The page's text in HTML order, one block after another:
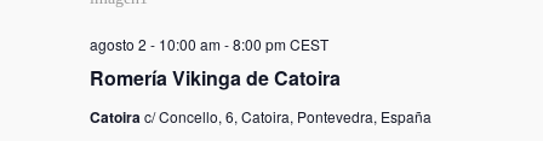
Romería Vikinga de Catoira
agosto 2 - 10:00 am-8:00 pm CEST
Catoirac/ Concello, 6, Catoira, Pontevedra, España